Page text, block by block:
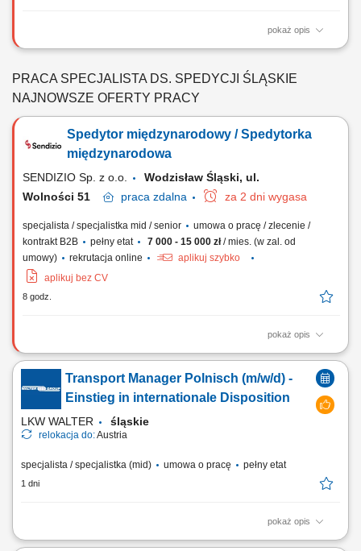
pokaż opis
DO TWOICH OBOWIĄZKÓW BĘDZIE NALEŻEĆ: planowanie,
współpraca z klientami oraz przewoźnikami, negocjowanie stawek i
warunków realizacji zleceń, nadzór nad prawidłowym przebiegiem
transportów oraz terminowością...
PRACA SPECJALISTA DS. SPEDYCJI ŚLĄSKIE
NAJNOWSZE OFERTY PRACY
Spedytor międzynarodowy / Spedytorka
międzynarodowa
SENDIZIO Sp. z o.o.
Wodzisław Śląski, ul.
Wolności 51
praca zdalna za 2 dni wygasa
specjalista / specjalistka mid / senior
umowa o pracę / zlecenie /
kontrakt B2B
pełny etat 7 000 - 15 000 zł/ mies. (w zal. od
umowy)
rekrutacja online
aplikuj szybko
aplikuj bez CV
8 godz.
pokaż opis
Opis stanowiska: planowanie i koordynacja transportów
międzynarodowych, współpraca z klientami i przewoźnikami,
negocjowanie stawek i warunków realizacji zleceń, nadzór nad
terminowością dostaw oraz rozwiązywanie problemów operacyjnych,
prowadzenie dokumentacji transportowej i ewidencji...
Transport Manager Polnisch (m/w/d) -
Einstieg in internationale Disposition
LKW WALTER śląskie
relokacja do:Austria
specjalista / specjalistka (mid) umowa o pracę pełny etat
1 dni
pokaż opis
Stellenbeschreibung Deine Aufgaben Transportabwicklung: Nach der